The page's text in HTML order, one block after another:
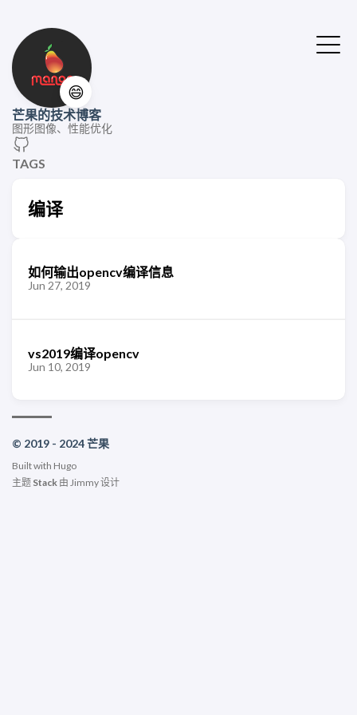
😄
芒果的技术博客
图形图像、性能优化
TAGS
编译
如何输出opencv编译信息
Jun 27, 2019
vs2019编译opencv
Jun 10, 2019
© 2019 - 2024 芒果
Built with Hugo
主题 Stack 由 Jimmy设计